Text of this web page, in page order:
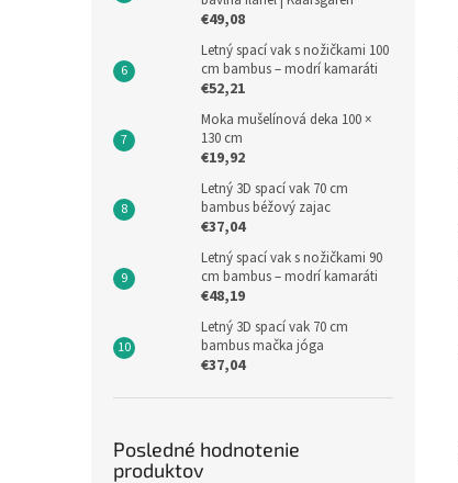
€49,08
Letný spací vak s nožičkami 100
cm bambus – modrí kamaráti
€52,21
Moka mušelínová deka 100 ×
130 cm
€19,92
Letný 3D spací vak 70 cm
bambus béžový zajac
€37,04
Letný spací vak s nožičkami 90
cm bambus – modrí kamaráti
€48,19
Letný 3D spací vak 70 cm
bambus mačka jóga
€37,04
Posledné hodnotenie
produktov